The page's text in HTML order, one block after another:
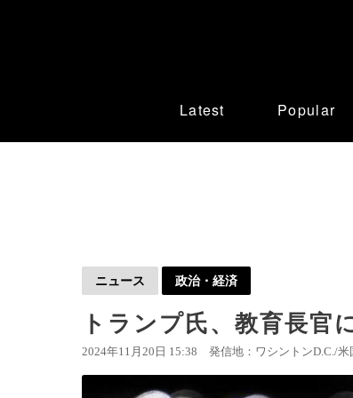
Latest Popular
ニュース 政治・経済
トランプ氏、教育長
2024年11月20日 15:38 発信地：ワシントンD.C./米